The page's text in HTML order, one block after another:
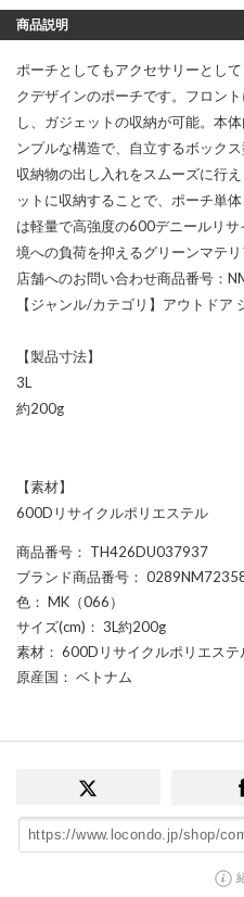
商品説明
ポーチとしてもアクセサリーとし
クデザインのポーチです。フロン
し、ガジェットの収納が可能。本
ンプルな構造で、自立するボック
収納物の出し入れをスムーズに行
ットに収納することで、ポーチ単
は軽量で高強度の600デニールリ
境への負荷を抑えるグリーンマテリ
店舗へのお問い合わせ商品番号：
【ジャンル/カテゴリ】アウトドア
【製品寸法】
3L
約200g
【素材】
600Dリサイクルポリエステル
商品番号 ： TH426DU037937
ブランド商品番号 ：
色 ： MK（066）
サイズ(cm) ： 3L約200g
素材 ： 600Dリサイクルポリエステ
原産国 ： ベトナム